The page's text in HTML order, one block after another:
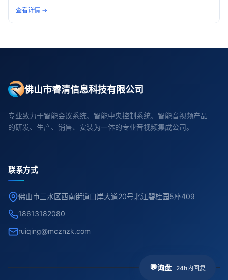
查看详情 →
佛山市睿清信息科技有限公司
专业致力于智能会议系统、智能中央控制系统、智能音视频产品
的研发、生产、销售、安装为一体的专业音视频集成公司。
联系方式
佛山市三水区西南街道口岸大道20号北江碧桂园5座409
18613182080
ruiqing@mcznzk.com
💬询盘 24h内回复